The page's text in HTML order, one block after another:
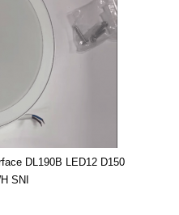
DL190B LED12 D150
SNI